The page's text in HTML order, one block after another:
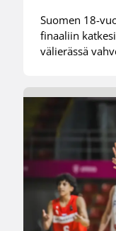
Suomen 18-
finaaliin
välierässä